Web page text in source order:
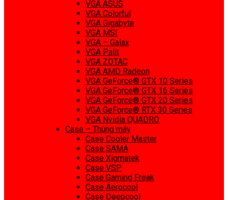
VGA ASUS
VGA Colorful
VGA Gigabyte
VGA MSI
VGA – Galax
VGA Palit
VGA ZOTAC
VGA AMD Radeon
VGA GeForce® GTX 10 Series
VGA GeForce® GTX 16 Series
VGA GeForce® GTX 20 Series
VGA GeForce® RTX 30 Series
VGA Nvidia QUADRO
Case – Thùng máy
Case Cooler Master
Case SAMA
Case Xigmatek
Case VSP
Case Gaming Freak
Case Aerocool
Case Deepcool